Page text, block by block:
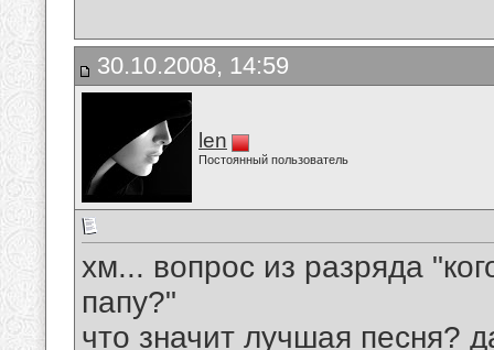
30.10.2008, 14:59
len
Постоянный пользователь
хм... вопрос из разряда
папу?"
что значит лучшая песня?